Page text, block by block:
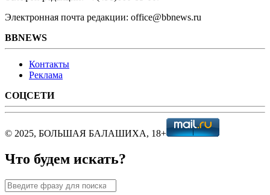
Электронная почта редакции: office@bbnews.ru
BBNEWS
Контакты
Реклама
СОЦСЕТИ
© 2025, БОЛЬШАЯ БАЛАШИХА, 18+
Что будем искать?